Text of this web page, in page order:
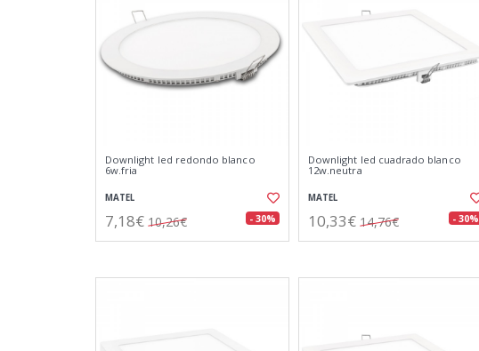
Downlight led redondo blanco
6w.fria
MATEL
7,18€ 10,26€ - 30%
Downlight led cuadrado blanco
12w.neutra
MATEL
10,33€ 14,76€ - 30%